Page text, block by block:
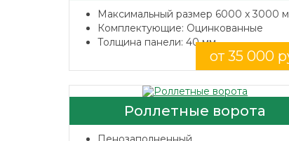
Максимальный размер 6000 x 3000
Комплектующие: Оцинкованные
Толщина панели: 40 мм.
от 35 000
Роллетные ворота